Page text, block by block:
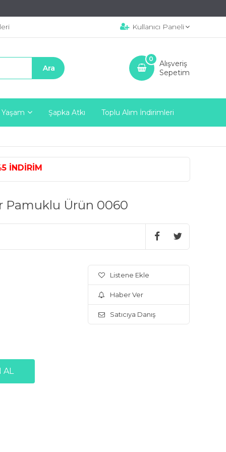
Kullanıcı Paneli
Alışveriş
Sepetim
0
Yaşam Şapka Atkı Toplu Alım İndirimleri
Pamuklu Ürün 0060
Listene Ekle
Haber Ver
Satıcıya Danış